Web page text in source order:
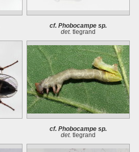
cf. Phobocampe sp.
det. tlegrand
cf. Phobocampe sp.
det. tlegrand